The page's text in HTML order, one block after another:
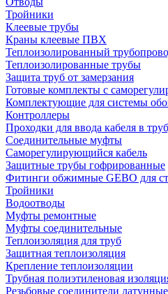
Тройники
Клеевые трубы
Краны клеевые ПВХ
Теплоизолированный
Теплоизолированные трубы
Защита труб от замерзания
Готовые комплекты с
Комплектующие для системы
Контроллеры
Проходки для ввода кабеля в
Соединительные муфты
Саморегулирующийся кабель
Защитные трубы гофрированные
Фитинги обжимные GEBO для
Тройники
Водоотводы
Муфты ремонтные
Муфты соединительные
Теплоизоляция для труб
Защитная теплоизоляция
Крепление теплоизоляции
Трубная полиэтиленовая
Резьбовые соединители латунные